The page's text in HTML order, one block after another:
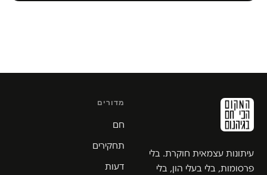
עיתונות עצמאית חוקרת. בלי
פרסומות, בלי בעלי הון, בלי
מדורים
חם
תחקירים
דעות